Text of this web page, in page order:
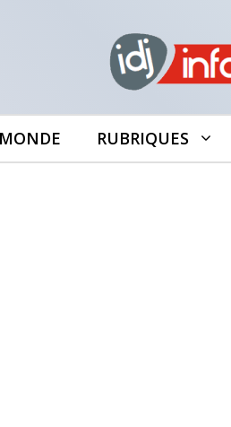
MONDE RUBRIQUES